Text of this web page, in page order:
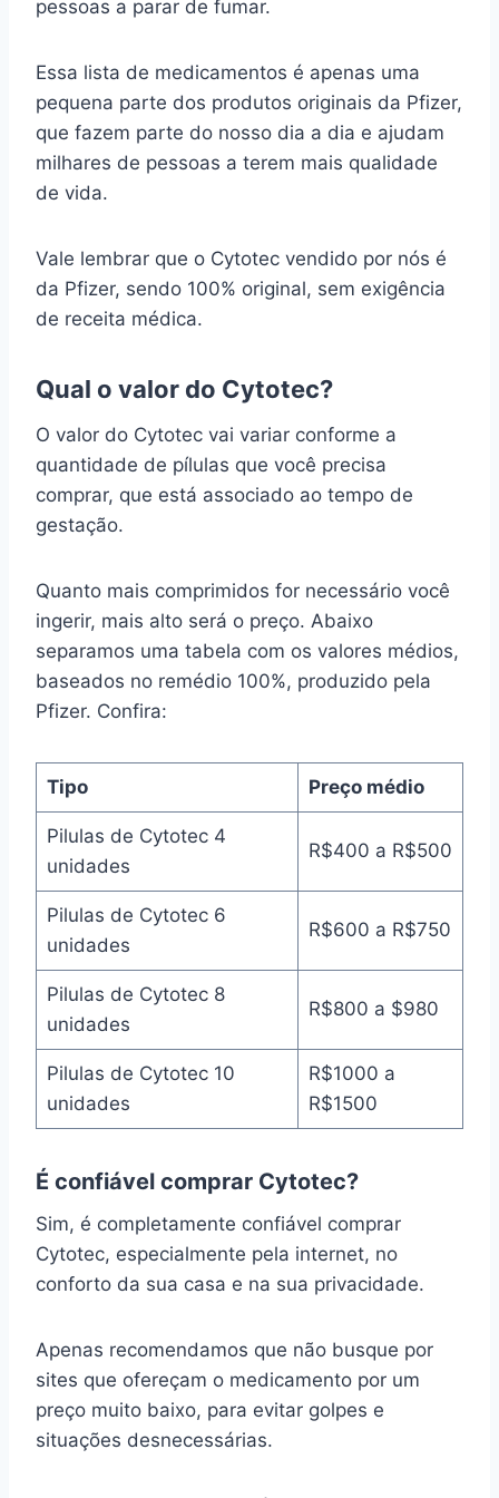
pessoas a parar de fumar.
Essa lista de medicamentos é apenas uma
pequena parte dos produtos originais da Pfizer,
que fazem parte do nosso dia a dia e ajudam
milhares de pessoas a terem mais qualidade
de vida.
Vale lembrar que o Cytotec vendido por nós é
da Pfizer, sendo 100% original, sem exigência
de receita médica.
Qual o valor do Cytotec?
O valor do Cytotec vai variar conforme a
quantidade de pílulas que você precisa
comprar, que está associado ao tempo de
gestação.
Quanto mais comprimidos for necessário você
ingerir, mais alto será o preço. Abaixo
separamos uma tabela com os valores médios,
baseados no remédio 100%, produzido pela
Pfizer. Confira:
Tipo Preço médio
Pilulas de Cytotec 4
unidades
R$400 a R$500
Pilulas de Cytotec 6
unidades
R$600 a R$750
Pilulas de Cytotec 8
unidades
R$800 a $980
Pilulas de Cytotec 10
unidades
R$1000 a
R$1500
É confiável comprar Cytotec?
Sim, é completamente confiável comprar
Cytotec, especialmente pela internet, no
conforto da sua casa e na sua privacidade.
Apenas recomendamos que não busque por
sites que ofereçam o medicamento por um
preço muito baixo, para evitar golpes e
situações desnecessárias.